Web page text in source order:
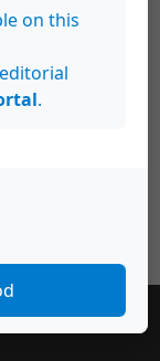
on this
.